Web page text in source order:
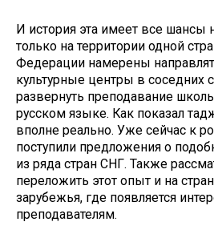
И история эта имеет все шансы
только на территории одной
Федерации намерены
культурные центры в соседних
развернуть преподавание
русском языке. Как показал
вполне реально. Уже сейчас к
поступили предложения о
из ряда стран СНГ. Также
переложить этот опыт и на
зарубежья, где появляется
преподавателям.